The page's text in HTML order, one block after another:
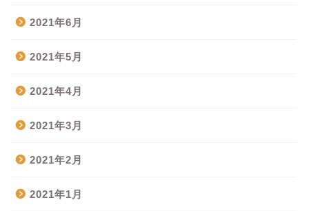
2021年6月
2021年5月
2021年4月
2021年3月
2021年2月
2021年1月